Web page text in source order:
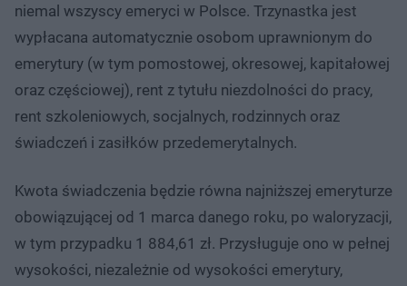
niemal wszyscy emeryci w Polsce. Trzynastka jest
wypłacana automatycznie osobom uprawnionym do
emerytury (w tym pomostowej, okresowej, kapitałowej
oraz częściowej), rent z tytułu niezdolności do pracy,
rent szkoleniowych, socjalnych, rodzinnych oraz
świadczeń i zasiłków przedemerytalnych.
Kwota świadczenia będzie równa najniższej emeryturze
obowiązującej od 1 marca danego roku, po waloryzacji,
w tym przypadku 1 884,61 zł. Przysługuje ono w pełnej
wysokości, niezależnie od wysokości emerytury,